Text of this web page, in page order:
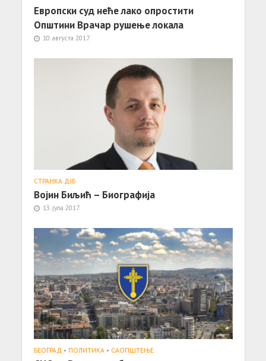
Европски суд неће лако опростити
Општини Врачар рушење локала
10. августа 2017.
СТРАНКА ДЈБ
Војин Биљић – Биографија
13. јула 2017.
БЕОГРАД • ПОЛИТИКА • САОПШТЕЊE